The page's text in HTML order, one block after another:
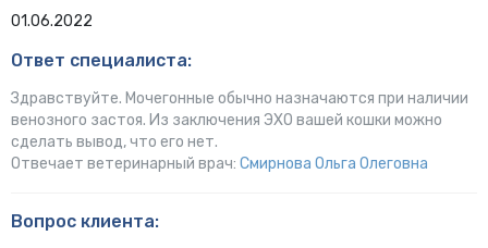
01.06.2022
Ответ специалиста:
Здравствуйте. Мочегонные обычно назначаются при наличии
венозного застоя. Из заключения ЭХО вашей кошки можно
сделать вывод, что его нет.
Отвечает ветеринарный врач: Смирнова Ольга Олеговна
Вопрос клиента: